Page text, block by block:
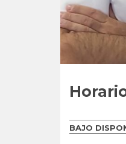
BAJO